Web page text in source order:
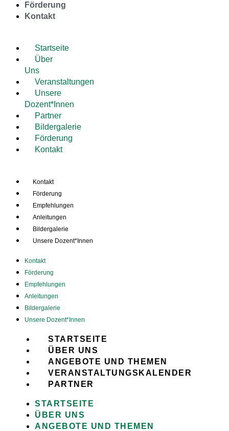
Förderung
Kontakt
Startseite
Über
Uns
Veranstaltungen
Unsere
Dozent*Innen
Partner
Bildergalerie
Förderung
Kontakt
Kontakt
Förderung
Empfehlungen
Anleitungen
Bildergalerie
Unsere Dozent*Innen
Kontakt
Förderung
Empfehlungen
Anleitungen
Bildergalerie
Unsere Dozent*Innen
STARTSEITE
ÜBER UNS
ANGEBOTE UND THEMEN
VERANSTALTUNGSKALENDER
PARTNER
STARTSEITE
ÜBER UNS
ANGEBOTE UND THEMEN